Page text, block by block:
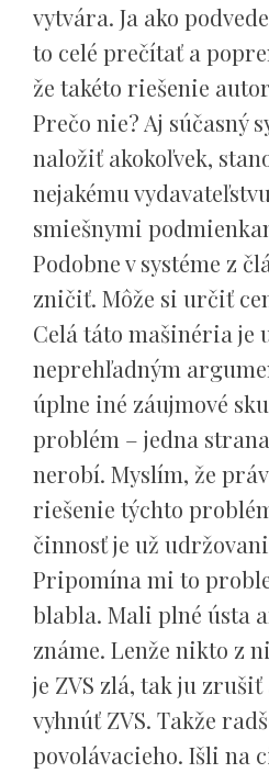
vytvára. Ja ako
to celé prečítať a
že takéto riešenie
Prečo nie? Aj súčasný
naložiť akokoľvek,
nejakému
smiešnymi
Podobne v systéme z
zničiť. Môže si určiť
Celá táto mašinéria je
neprehľadným
úplne iné záujmové
problém – jedna
nerobí. Myslím, že
riešenie týchto
činnosť je už
Pripomína mi to
blabla. Mali plné ústa
známe. Lenže nikto z
je ZVS zlá, tak ju
vyhnúť ZVS. Takže
povolávacieho. Išli na